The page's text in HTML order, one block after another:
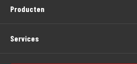
Producten
Services